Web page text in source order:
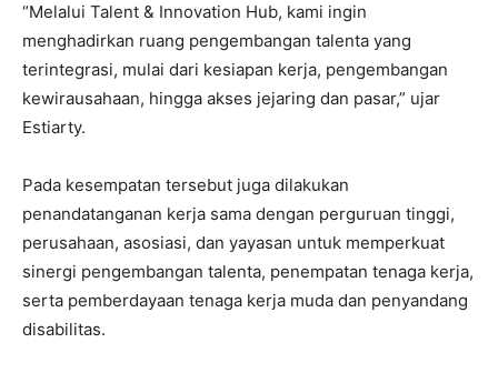
“Melalui Talent & Innovation Hub, kami ingin
menghadirkan ruang pengembangan talenta yang
terintegrasi, mulai dari kesiapan kerja, pengembangan
kewirausahaan, hingga akses jejaring dan pasar,” ujar
Estiarty.
Pada kesempatan tersebut juga dilakukan
penandatanganan kerja sama dengan perguruan tinggi,
perusahaan, asosiasi, dan yayasan untuk memperkuat
sinergi pengembangan talenta, penempatan tenaga kerja,
serta pemberdayaan tenaga kerja muda dan penyandang
disabilitas.